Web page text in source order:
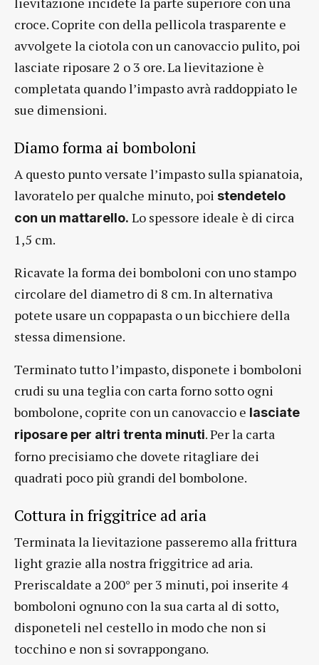
croce. Coprite con della pellicola trasparente e
avvolgete la ciotola con un canovaccio pulito, poi
lasciate riposare 2 o 3 ore. La lievitazione è
completata quando l’impasto avrà raddoppiato le
sue dimensioni.
Diamo forma ai bomboloni
A questo punto versate l’impasto sulla spianatoia,
lavoratelo per qualche minuto, poi stendetelo
con un mattarello. Lo spessore ideale è di circa
1,5 cm.
Ricavate la forma dei bomboloni con uno stampo
circolare del diametro di 8 cm. In alternativa
potete usare un coppapasta o un bicchiere della
stessa dimensione.
Terminato tutto l’impasto, disponete i bomboloni
crudi su una teglia con carta forno sotto ogni
bombolone, coprite con un canovaccio e lasciate
riposare per altri trenta minuti. Per la carta
forno precisiamo che dovete ritagliare dei
quadrati poco più grandi del bombolone.
Cottura in friggitrice ad aria
Terminata la lievitazione passeremo alla frittura
light grazie alla nostra friggitrice ad aria.
Preriscaldate a 200° per 3 minuti, poi inserite 4
bomboloni ognuno con la sua carta al di sotto,
disponeteli nel cestello in modo che non si
tocchino e non si sovrappongano.